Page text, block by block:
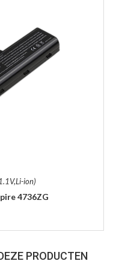
ion)
4736ZG
PRODUCTEN